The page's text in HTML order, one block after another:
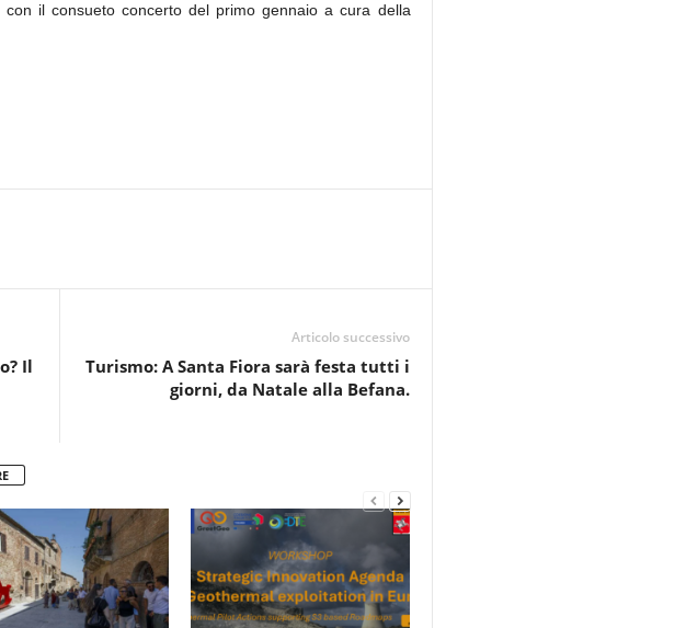
con il consueto concerto del primo gennaio a cura della
Il
Articolo successivo
Turismo: A Santa Fiora sarà festa tutti i
giorni, da Natale alla Befana.